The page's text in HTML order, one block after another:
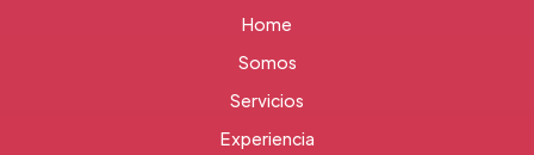
Home
Somos
Servicios
Experiencia